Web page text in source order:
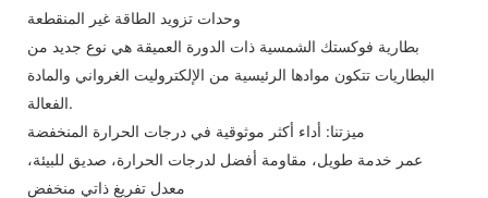
وحدات تزويد الطاقة غير المنقطعة
بطارية فوكستك الشمسية ذات الدورة العميقة هي نوع جديد من
البطاريات تتكون موادها الرئيسية من الإلكتروليت الغرواني والمادة
الفعالة.
ميزتنا: أداء أكثر موثوقية في درجات الحرارة المنخفضة
عمر خدمة طويل، مقاومة أفضل لدرجات الحرارة، صديق للبيئة،
معدل تفريغ ذاتي منخفض